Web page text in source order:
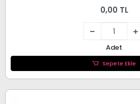
0,00 TL
Adet
Sepete Ekle